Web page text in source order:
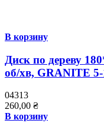
В корзину
Диск по дереву
об/хв, GRANITE 5-
04313
260,00 ₴
В корзину